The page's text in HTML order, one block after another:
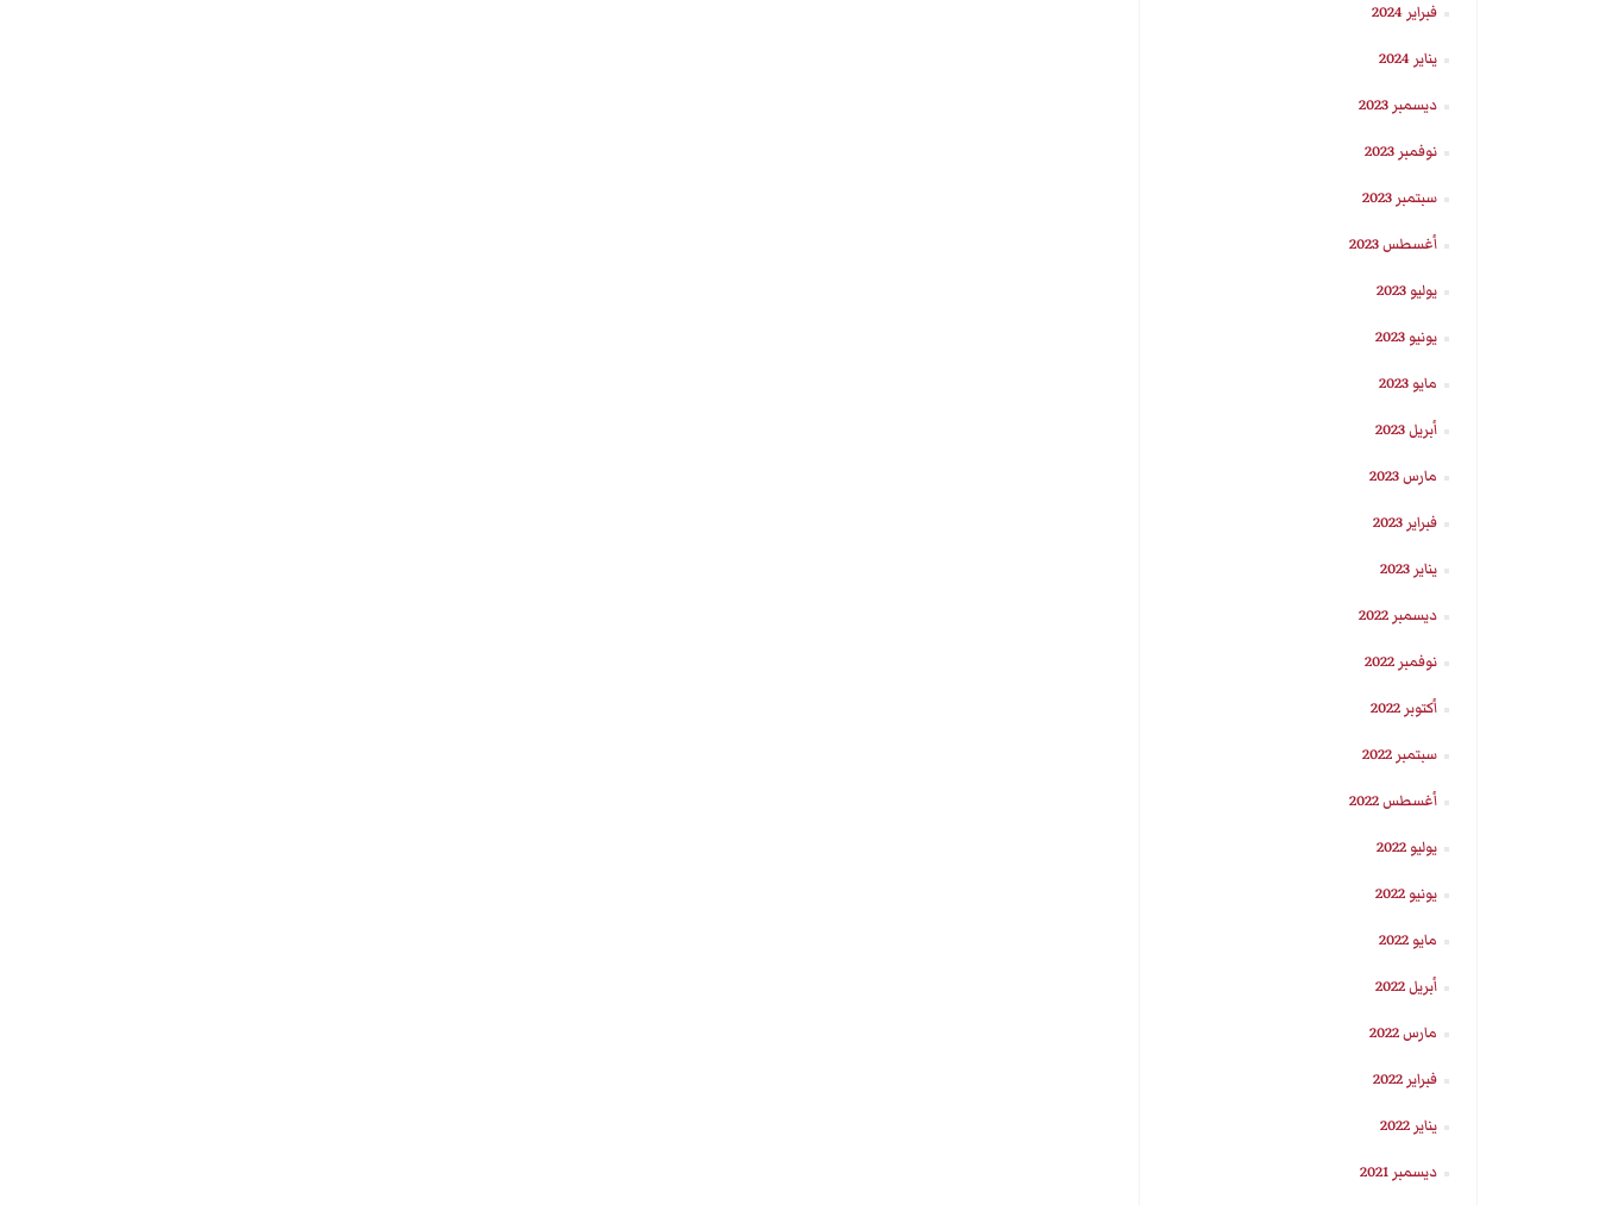
فبراير 2024
يناير 2024
ديسمبر 2023
نوفمبر 2023
سبتمبر 2023
أغسطس 2023
يوليو 2023
يونيو 2023
مايو 2023
أبريل 2023
مارس 2023
فبراير 2023
يناير 2023
ديسمبر 2022
نوفمبر 2022
أكتوبر 2022
سبتمبر 2022
أغسطس 2022
يوليو 2022
يونيو 2022
مايو 2022
أبريل 2022
مارس 2022
فبراير 2022
يناير 2022
ديسمبر 2021